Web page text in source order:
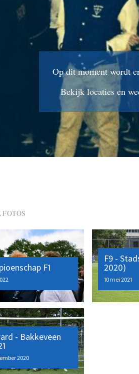
Op dit moment wordt
Bekijk locaties en
F1
F9 -
2020)
10 mei 2021
- Bakkeveen
2020